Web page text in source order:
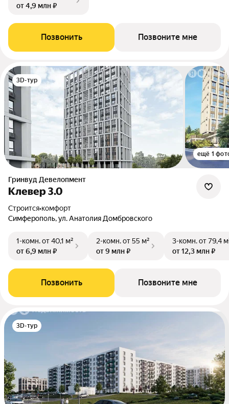
от 4,9 млн ₽
Позвонить Позвоните мне
3D-тур
ещё 1
Гринвуд Девелопмент
Клевер 3.0
Строится•комфорт
Симферополь, ул. Анатолия Домбровского
1-комн.от 40,1 м²
от 6,9 млн ₽
2-комн.от 55 м²
от 9 млн ₽
3-комн.от 79,4
от 12,3 млн ₽
Позвонить Позвоните мне
3D-тур